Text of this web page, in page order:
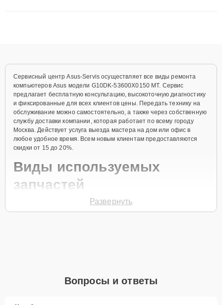
Сервисный центр Asus-Servis осуществляет все виды ремонта
компьютеров Asus модели G10DK-53600X0150 MT. Сервис
предлагает бесплатную консультацию, высокоточную диагностику
и фиксированные для всех клиентов цены. Передать технику на
обслуживание можно самостоятельно, а также через собственную
службу доставки компании, которая работает по всему городу
Москва. Действует услуга выезда мастера на дом или офис в
любое удобное время. Всем новым клиентам предоставляются
скидки от 15 до 20%.
Виды используемых
запчастей
Для ремонта компьютера модели G10DK-53600X0150 MT
активное использование устройства дольше
запчастей.
Развернуть
Вопросы и ответы